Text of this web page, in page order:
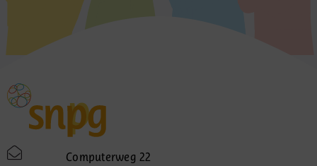
Computerweg 22